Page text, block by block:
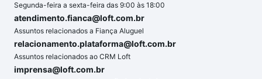
Segunda-feira a sexta-feira das 9:00 às 18:00
atendimento.fianca@loft.com.br
Assuntos relacionados a Fiança Aluguel
relacionamento.plataforma@loft.com.br
Assuntos relacionados ao CRM Loft
imprensa@loft.com.br